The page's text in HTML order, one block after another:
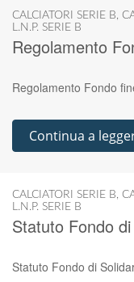
CALCIATORI SERIE B,
L.N.P. SERIE B
Regolamento
Regolamento Fondo
Continua a
CALCIATORI SERIE B,
L.N.P. SERIE B
Statuto Fondo
Statuto Fondo di